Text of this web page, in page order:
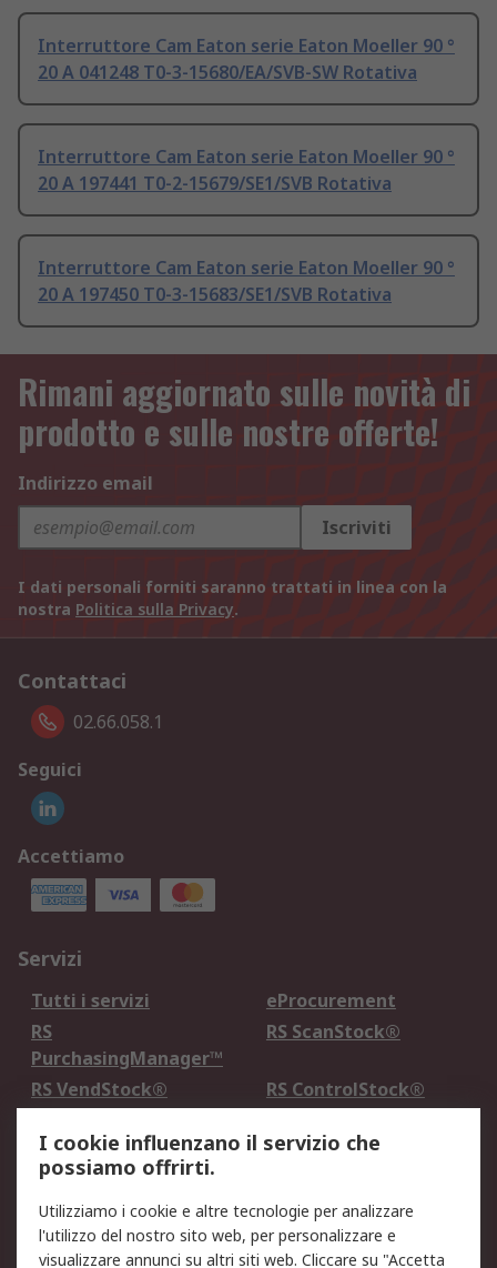
Interruttore Cam Eaton serie Eaton Moeller 90 °
20 A 041248 T0-3-15680/EA/SVB-SW Rotativa
Interruttore Cam Eaton serie Eaton Moeller 90 °
20 A 197441 T0-2-15679/SE1/SVB Rotativa
Interruttore Cam Eaton serie Eaton Moeller 90 °
20 A 197450 T0-3-15683/SE1/SVB Rotativa
Rimani aggiornato sulle novità di
prodotto e sulle nostre offerte!
Indirizzo email
Iscriviti
I dati personali forniti saranno trattati in linea con la
nostra Politica sulla Privacy.
Contattaci
02.66.058.1
Seguici
Accettiamo
Servizi
Tutti i servizi
eProcurement
RS
PurchasingManager™
RS ScanStock®
RS VendStock®
RS ControlStock®
Legale
Informativa Cookie
Informativa Privacy -
Aggiornata
I cookie influenzano il servizio che
possiamo offrirti.
Utilizziamo i cookie e altre tecnologie per analizzare
l'utilizzo del nostro sito web, per personalizzare e
visualizzare annunci su altri siti web. Cliccare su "Accetta